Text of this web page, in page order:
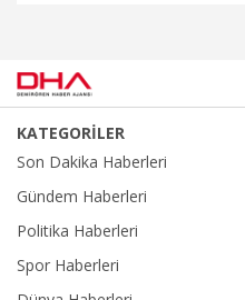
KATEGORİLER
Son Dakika Haberleri
Gündem Haberleri
Politika Haberleri
Spor Haberleri